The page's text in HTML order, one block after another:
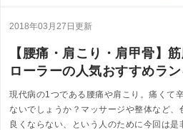
2018年03月27日更新
【腰痛・肩こり・肩甲骨】
ローラーの人気おすすめラ
現代病の1つである腰痛や肩こり。痛くて
ないでしょうか？マッサージや整体など
良くならない、という人のために今回は是